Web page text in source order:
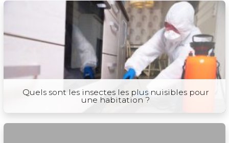
Quels sont les insectes les plus nuisibles pour
une habitation ?